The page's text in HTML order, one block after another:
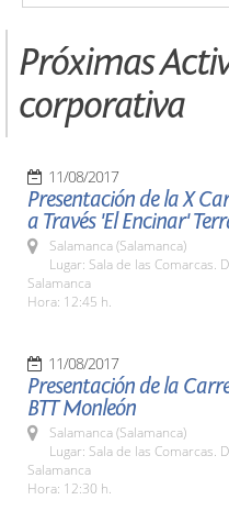
Próximas
corporativa
11/08/2017
Presentación de la X
a Través 'El Encinar'
Salamanca (Salamanca)
Lugar: Sala de las Comarcas.
Salamanca
Hora: 12:45 h.
11/08/2017
Presentación de la
BTT Monleón
Salamanca (Salamanca)
Lugar: Sala de las Comarcas.
Salamanca
Hora: 12:30 h.